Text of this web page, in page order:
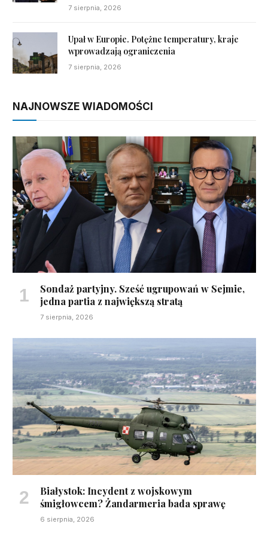
7 sierpnia, 2026
Upał w Europie. Potężne temperatury, kraje
wprowadzają ograniczenia
7 sierpnia, 2026
NAJNOWSZE WIADOMOŚCI
Sondaż partyjny. Sześć ugrupowań w Sejmie,
jedna partia z największą stratą
7 sierpnia, 2026
Białystok: Incydent z wojskowym
śmigłowcem? Żandarmeria bada sprawę
6 sierpnia, 2026